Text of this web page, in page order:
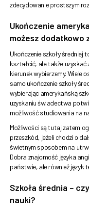
zdecydowanie prostszym
Ukończenie
możesz dodatkowo
Ukończenie szkoły
kształcić, ale także uzyskać
kierunek wybierzemy. Wiele
samo ukończenie szkoły
wybierając amerykańską
uzyskaniu świadectwa
możliwość studiowania na
Możliwości są tutaj zatem
przeszkód, jeżeli chodzi o
świetnym sposobem na
Dobra znajomość języka
państwie, ale również język
Szkoła średnia –
nauki?